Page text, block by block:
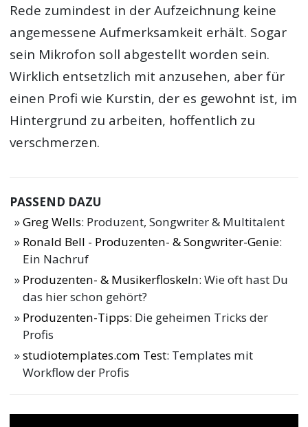
Rede zumindest in der Aufzeichnung keine
angemessene Aufmerksamkeit erhält. Sogar
sein Mikrofon soll abgestellt worden sein.
Wirklich entsetzlich mit anzusehen, aber für
einen Profi wie Kurstin, der es gewohnt ist, im
Hintergrund zu arbeiten, hoffentlich zu
verschmerzen.
PASSEND DAZU
Greg Wells: Produzent, Songwriter & Multitalent
Ronald Bell - Produzenten- & Songwriter-Genie:
Ein Nachruf
Produzenten- & Musikerfloskeln: Wie oft hast Du
das hier schon gehört?
Produzenten-Tipps: Die geheimen Tricks der
Profis
studiotemplates.com Test: Templates mit
Workflow der Profis